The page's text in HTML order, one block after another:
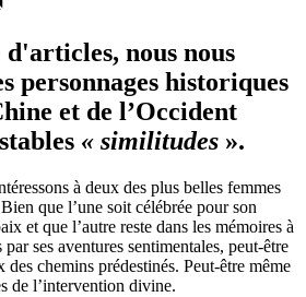
d'articles, nous nous
personnages historiques
et de l’Occident
« similitudes ».
à deux des plus belles femmes
que l’une soit célébrée pour son
et que l’autre reste dans les mémoires à
par ses aventures sentimentales, peut-être
des chemins prédestinés. Peut-être même
de l’intervention divine.